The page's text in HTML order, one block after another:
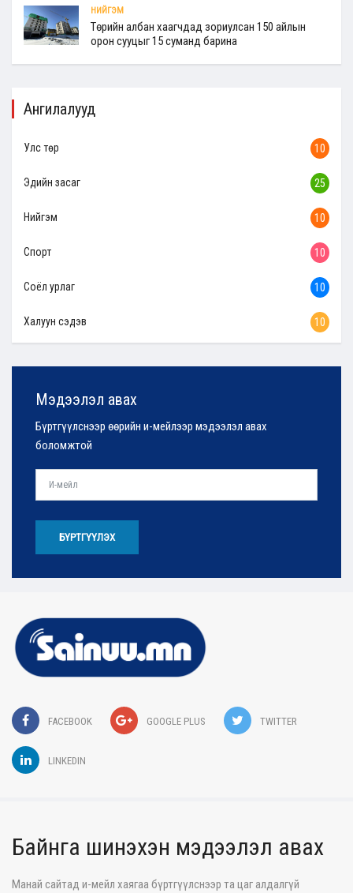
НИЙГЭМ
Төрийн албан хаагчдад зориулсан 150 айлын
орон сууцыг 15 суманд барина
Ангилалууд
Улс төр 10
Эдийн засаг 25
Нийгэм 10
Спорт 10
Соёл урлаг 10
Халуун сэдэв 10
Мэдээлэл авах
Бүртгүүлснээр өөрийн и-мейлээр мэдээлэл авах
боломжтой
БҮРТГҮҮЛЭХ
FACEBOOK GOOGLE PLUS TWITTER
LINKEDIN
Байнга шинэхэн мэдээлэл авах
Манай сайтад и-мейл хаягаа бүртгүүлснээр та цаг алдалгүй